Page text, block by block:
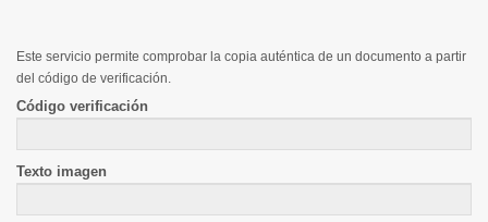
Este servicio permite comprobar la copia auténtica de un documento a partir
del código de verificación.
Código verificación
Texto imagen